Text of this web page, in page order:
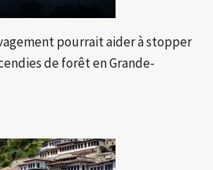
pourrait aider à stopper
de forêt en Grande-